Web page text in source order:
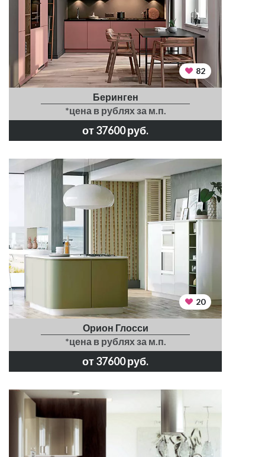
82
Беринген
*цена в рублях за м.п.
от 37600 руб.
20
Орион Глосси
*цена в рублях за м.п.
от 37600 руб.